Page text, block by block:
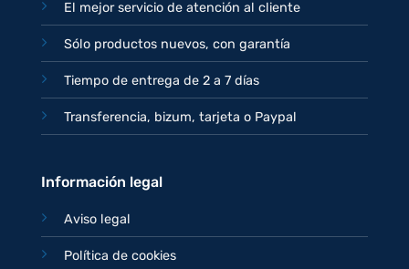
El mejor servicio de atención al cliente
Sólo productos nuevos, con garantía
Tiempo de entrega de 2 a 7 días
Transferencia, bizum, tarjeta o Paypal
Información legal
Aviso legal
Política de cookies